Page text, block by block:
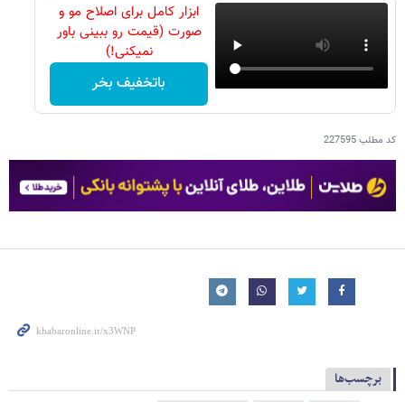
ابزار کامل برای اصلاح مو و
صورت (قیمت رو ببینی باور
نمیکنی!)
باتخفیف بخر
کد مطلب227595
برچسب‌ها